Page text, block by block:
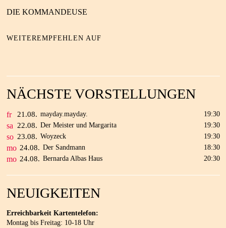
DIE KOMMANDEUSE
WEITEREMPFEHLEN AUF
NÄCHSTE VORSTELLUNGEN
fr 21.08. mayday.mayday. 19:30
sa 22.08. Der Meister und Margarita 19:30
so 23.08. Woyzeck 19:30
mo 24.08. Der Sandmann 18:30
mo 24.08. Bernarda Albas Haus 20:30
NEUIGKEITEN
Erreichbarkeit Kartentelefon:
Montag bis Freitag: 10-18 Uhr